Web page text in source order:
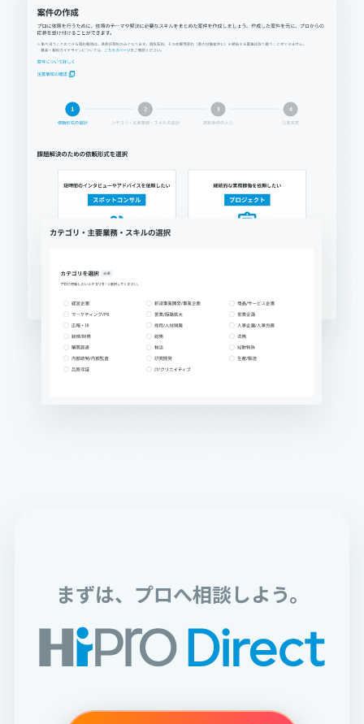
まずは、プロへ相談しよう。